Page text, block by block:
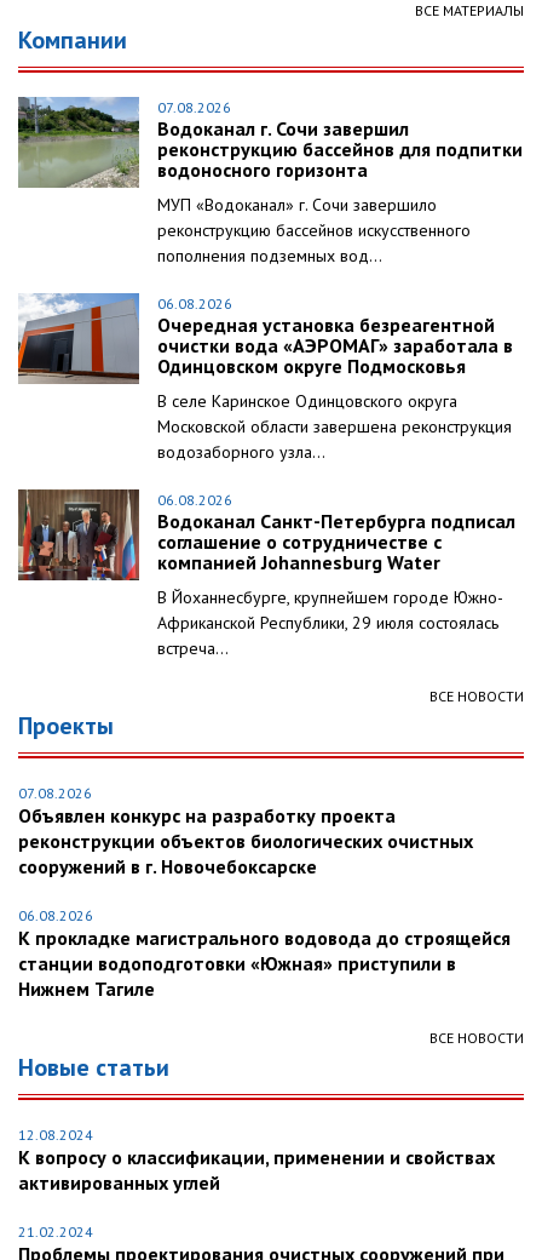
ВСЕ МАТЕРИАЛЫ
Компании
07.08.2026
Водоканал г. Сочи завершил
реконструкцию бассейнов для подпитки
водоносного горизонта
МУП «Водоканал» г. Сочи завершило
реконструкцию бассейнов искусственного
пополнения подземных вод...
06.08.2026
Очередная установка безреагентной
очистки вода «АЭРОМАГ» заработала в
Одинцовском округе Подмосковья
В селе Каринское Одинцовского округа
Московской области завершена реконструкция
водозаборного узла...
06.08.2026
Водоканал Санкт-Петербурга подписал
соглашение о сотрудничестве с
компанией Johannesburg Water
В Йоханнесбурге, крупнейшем городе Южно-
Африканской Республики, 29 июля состоялась
встреча...
ВСЕ НОВОСТИ
Проекты
07.08.2026
Объявлен конкурс на разработку проекта
реконструкции объектов биологических очистных
сооружений в г. Новочебоксарске
06.08.2026
К прокладке магистрального водовода до строящейся
станции водоподготовки «Южная» приступили в
Нижнем Тагиле
ВСЕ НОВОСТИ
Новые статьи
12.08.2024
К вопросу о классификации, применении и свойствах
активированных углей
21.02.2024
Проблемы проектирования очистных сооружений при